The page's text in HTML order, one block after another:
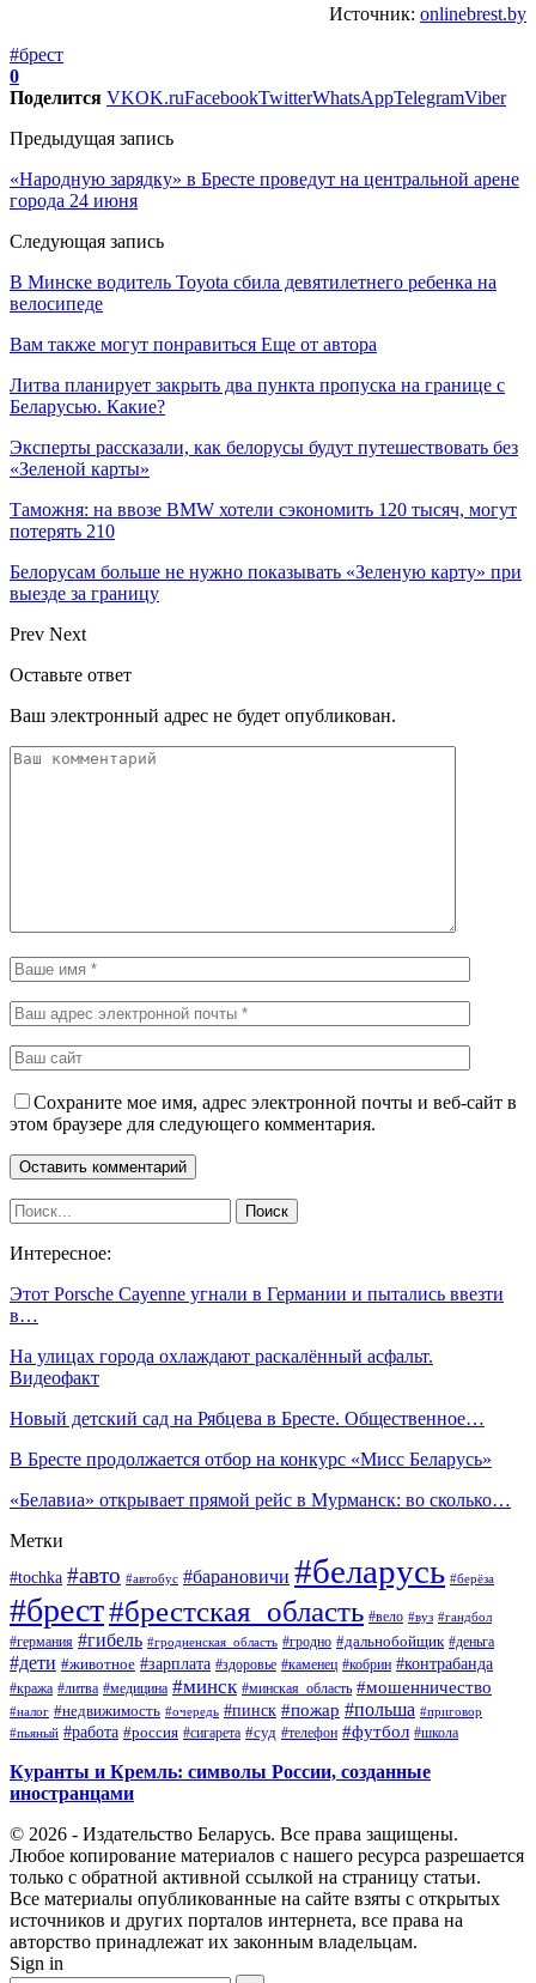
Источник: onlinebrest.by
#брест
0
Поделится VKOK.ruFacebookTwitterWhatsAppTelegramViber
Предыдущая запись
«Народную зарядку» в Бресте проведут на центральной арене
города 24 июня
Следующая запись
В Минске водитель Toyota сбила девятилетнего ребенка на
велосипеде
Вам также могут понравиться Еще от автора
Литва планирует закрыть два пункта пропуска на границе с
Беларусью. Какие?
Эксперты рассказали, как белорусы будут путешествовать без
«Зеленой карты»
Таможня: на ввозе BMW хотели сэкономить 120 тысяч, могут
потерять 210
Белорусам больше не нужно показывать «Зеленую карту» при
выезде за границу
Prev Next
Оставьте ответ
Ваш электронный адрес не будет опубликован.
Сохраните мое имя, адрес электронной почты и веб-сайт в
этом браузере для следующего комментария.
Интересное:
Этот Porsche Cayenne угнали в Германии и пытались ввезти
в…
На улицах города охлаждают раскалённый асфальт.
Видеофакт
Новый детский сад на Рябцева в Бресте. Общественное…
В Бресте продолжается отбор на конкурс «Мисс Беларусь»
«Белавиа» открывает прямой рейс в Мурманск: во сколько…
Метки
#tochka #авто #автобус #барановичи #беларусь #берёза
#брест#брестская_область #вело #вуз #гандбол
#германия #гибель #гродненская_область #гродно #дальнобойщик #деньга
#дети #животное #зарплата #здоровье #каменец #кобрин #контрабанда
#кража #литва #медицина #минск #минская_область #мошенничество
#налог #недвижимость #очередь #пинск #пожар #польша #приговор
#пьяный #работа #россия #сигарета #суд #телефон #футбол #школа
Куранты и Кремль: символы России, созданные
иностранцами
© 2026 - Издательство Беларусь. Все права защищены.
Любое копирование материалов с нашего ресурса разрешается
только с обратной активной ссылкой на страницу статьи.
Все материалы опубликованные на сайте взяты с открытых
источников и других порталов интернета, все права на
авторство принадлежат их законным владельцам.
Sign in